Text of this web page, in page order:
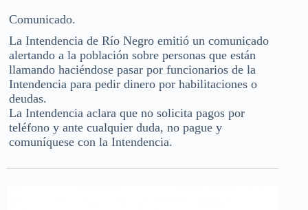
Comunicado.
La Intendencia de Río Negro emitió un comunicado
alertando a la población sobre personas que están
llamando haciéndose pasar por funcionarios de la
Intendencia para pedir dinero por habilitaciones o
deudas.
La Intendencia aclara que no solicita pagos por
teléfono y ante cualquier duda, no pague y
comuníquese con la Intendencia.